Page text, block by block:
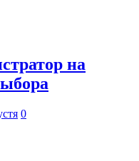
на
0